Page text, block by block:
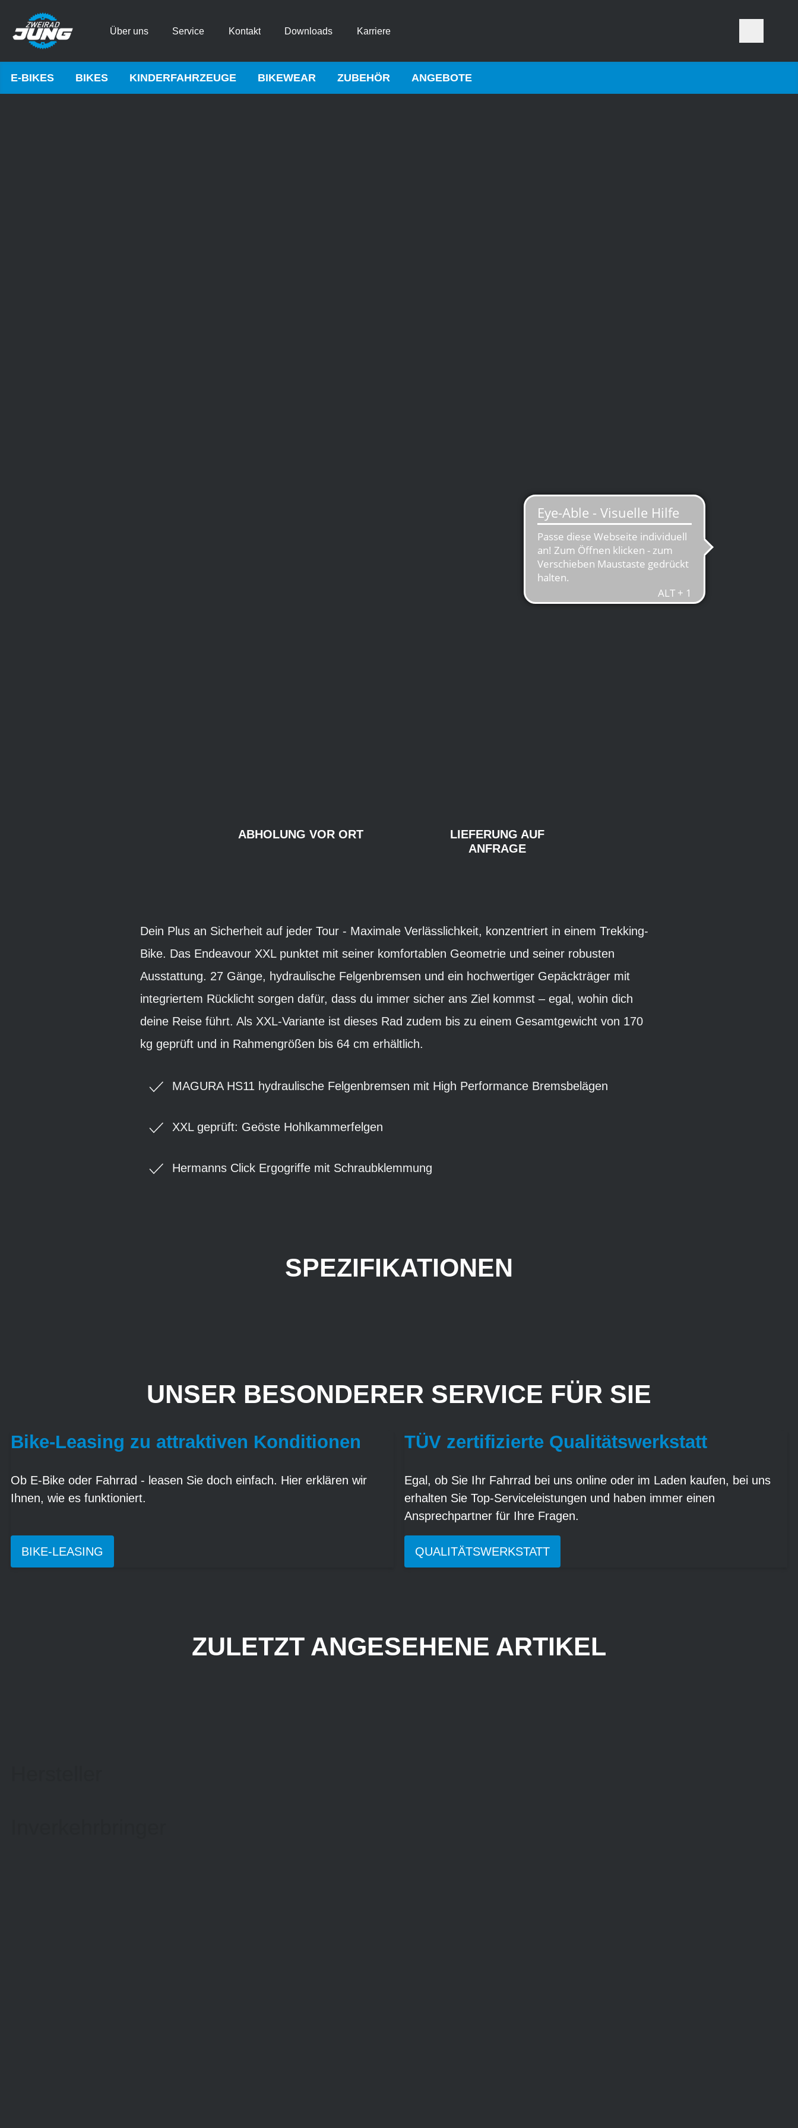
Über uns Service Kontakt Downloads Karriere
E-BIKES BIKES KINDERFAHRZEUGE BIKEWEAR ZUBEHÖR ANGEBOTE
ABHOLUNG VOR ORT
LIEFERUNG AUF
ANFRAGE
Dein Plus an Sicherheit auf jeder Tour - Maximale Verlässlichkeit, konzentriert in einem Trekking-
Bike. Das Endeavour XXL punktet mit seiner komfortablen Geometrie und seiner robusten
Ausstattung. 27 Gänge, hydraulische Felgenbremsen und ein hochwertiger Gepäckträger mit
integriertem Rücklicht sorgen dafür, dass du immer sicher ans Ziel kommst – egal, wohin dich
deine Reise führt. Als XXL-Variante ist dieses Rad zudem bis zu einem Gesamtgewicht von 170
kg geprüft und in Rahmengrößen bis 64 cm erhältlich.
MAGURA HS11 hydraulische Felgenbremsen mit High Performance Bremsbelägen
XXL geprüft: Geöste Hohlkammerfelgen
Hermanns Click Ergogriffe mit Schraubklemmung
SPEZIFIKATIONEN
UNSER BESONDERER SERVICE FÜR SIE
Bike-Leasing zu attraktiven Konditionen
Ob E-Bike oder Fahrrad - leasen Sie doch einfach. Hier erklären wir
Ihnen, wie es funktioniert.
BIKE-LEASING
TÜV zertifizierte Qualitätswerkstatt
Egal, ob Sie Ihr Fahrrad bei uns online oder im Laden kaufen, bei uns
erhalten Sie Top-Serviceleistungen und haben immer einen
Ansprechpartner für Ihre Fragen.
QUALITÄTSWERKSTATT
ZULETZT ANGESEHENE ARTIKEL